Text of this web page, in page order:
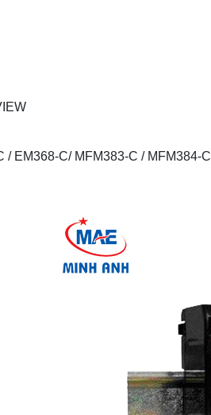
EM368-C/ MFM383-C / MFM384-C